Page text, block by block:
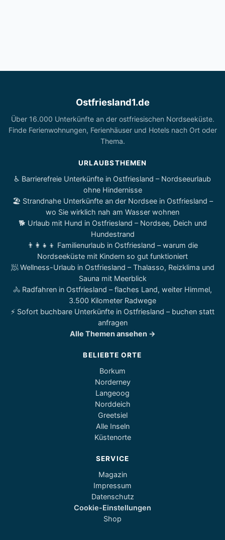
Ostfriesland1.de
Über 16.000 Unterkünfte an der ostfriesischen Nordseeküste.
Finde Ferienwohnungen, Ferienhäuser und Hotels nach Ort oder
Thema.
URLAUBSTHEMEN
♿ Barrierefreie Unterkünfte in Ostfriesland – Nordseeurlaub
ohne Hindernisse
🏖️ Strandnahe Unterkünfte an der Nordsee in Ostfriesland –
wo Sie wirklich nah am Wasser wohnen
🐕 Urlaub mit Hund in Ostfriesland – Nordsee, Deich und
Hundestrand
👨‍👩‍👧‍👦 Familienurlaub in Ostfriesland – warum die
Nordseeküste mit Kindern so gut funktioniert
🧖 Wellness-Urlaub in Ostfriesland – Thalasso, Reizklima und
Sauna mit Meerblick
🚴 Radfahren in Ostfriesland – flaches Land, weiter Himmel,
3.500 Kilometer Radwege
⚡ Sofort buchbare Unterkünfte in Ostfriesland – buchen statt
anfragen
Alle Themen ansehen →
BELIEBTE ORTE
Borkum
Norderney
Langeoog
Norddeich
Greetsiel
Alle Inseln
Küstenorte
SERVICE
Magazin
Impressum
Datenschutz
Cookie-Einstellungen
Shop